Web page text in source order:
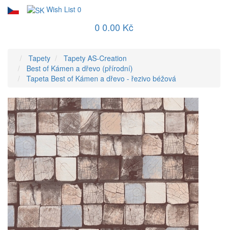
Wish List 0
0 0.00 Kč
Tapety
Tapety AS-Creation
Best of Kámen a dřevo (přírodní)
Tapeta Best of Kámen a dřevo - řezivo béžová